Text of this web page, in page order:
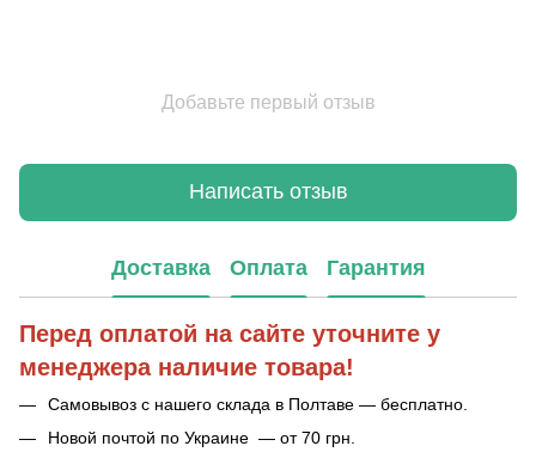
Добавьте первый отзыв
Написать отзыв
Доставка Оплата Гарантия
Перед оплатой на сайте уточните у
менеджера наличие товара!
Самовывоз с нашего склада в Полтаве — бесплатно.
Новой почтой по Украине — от 70 грн.